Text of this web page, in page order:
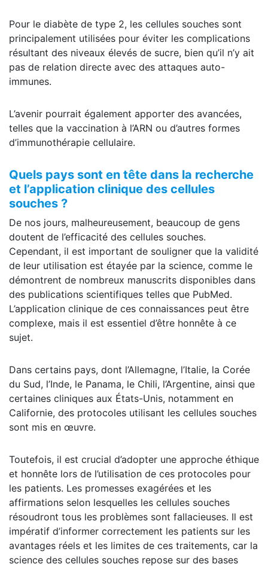
Pour le diabète de type 2, les cellules souches sont
principalement utilisées pour éviter les complications
résultant des niveaux élevés de sucre, bien qu’il n’y ait
pas de relation directe avec des attaques auto-
immunes.
L’avenir pourrait également apporter des avancées,
telles que la vaccination à l’ARN ou d’autres formes
d’immunothérapie cellulaire.
Quels pays sont en tête dans la recherche
et l’application clinique des cellules
souches ?
De nos jours, malheureusement, beaucoup de gens
doutent de l’efficacité des cellules souches.
Cependant, il est important de souligner que la validité
de leur utilisation est étayée par la science, comme le
démontrent de nombreux manuscrits disponibles dans
des publications scientifiques telles que PubMed.
L’application clinique de ces connaissances peut être
complexe, mais il est essentiel d’être honnête à ce
sujet.
Dans certains pays, dont l’Allemagne, l’Italie, la Corée
du Sud, l’Inde, le Panama, le Chili, l’Argentine, ainsi que
certaines cliniques aux États-Unis, notamment en
Californie, des protocoles utilisant les cellules souches
sont mis en œuvre.
Toutefois, il est crucial d’adopter une approche éthique
et honnête lors de l’utilisation de ces protocoles pour
les patients. Les promesses exagérées et les
affirmations selon lesquelles les cellules souches
résoudront tous les problèmes sont fallacieuses. Il est
impératif d’informer correctement les patients sur les
avantages réels et les limites de ces traitements, car la
science des cellules souches repose sur des bases